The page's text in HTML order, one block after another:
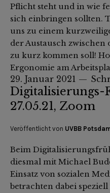
Pflicht steht und in wie
sich einbringen sollten.
uns zu einem
der Austausch
zu kurz kommen soll!
Ergonomie am
29. Januar 2021
Digitalisierungs-
27.05.21, Zoom
Veröffentlicht von UVBB
Beim
diesmal mit Michael
Einsatz von sozialen
betrachten dabei